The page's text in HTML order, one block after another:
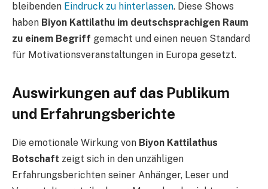
bleibenden Eindruck zu hinterlassen. Diese Shows
haben Biyon Kattilathu im deutschsprachigen Raum
zu einem Begriff gemacht und einen neuen Standard
für Motivationsveranstaltungen in Europa gesetzt.
Auswirkungen auf das Publikum
und Erfahrungsberichte
Die emotionale Wirkung von Biyon Kattilathus
Botschaft zeigt sich in den unzähligen
Erfahrungsberichten seiner Anhänger, Leser und